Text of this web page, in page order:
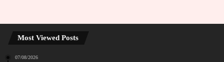
Most Viewed Posts
07/08/2026